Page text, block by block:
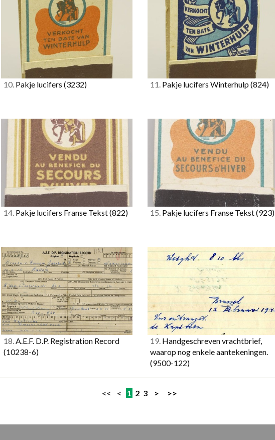
10.Pakje lucifers (3232) 11. Pakje lucifers Winterhulp (824)
14.Pakje lucifers Franse Tekst(822) 15. Pakje lucifers Franse Tekst(923)
18.A.E.F. D.P. Registration Record
(10238-6)
19. Handgeschreven vrachtbrief,
waarop nog enkele aantekeningen.
(9500-122)
<< < 1 2 3 > >>